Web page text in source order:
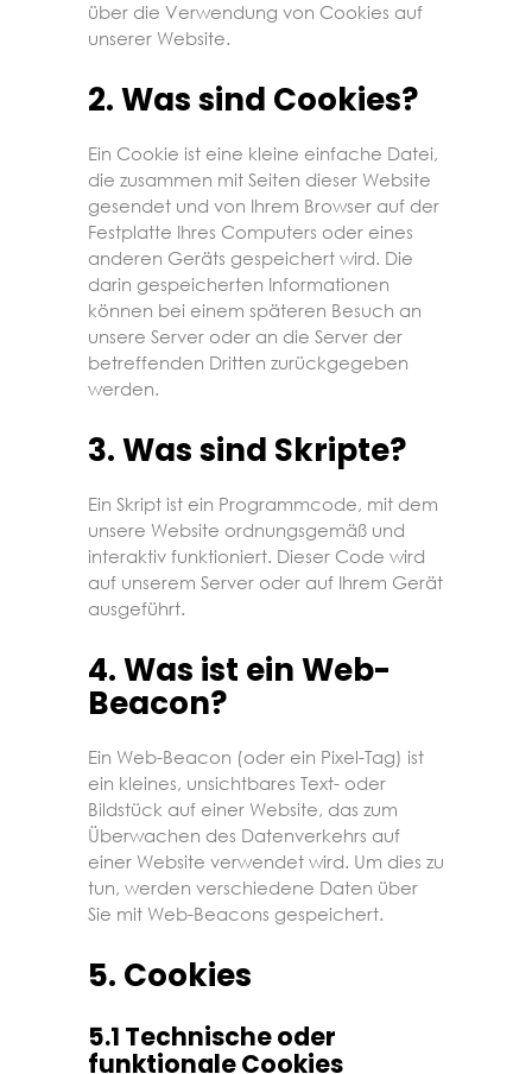
über die Verwendung von Cookies auf
unserer Website.
2. Was sind Cookies?
Ein Cookie ist eine kleine einfache Datei,
die zusammen mit Seiten dieser Website
gesendet und von Ihrem Browser auf der
Festplatte Ihres Computers oder eines
anderen Geräts gespeichert wird. Die
darin gespeicherten Informationen
können bei einem späteren Besuch an
unsere Server oder an die Server der
betreffenden Dritten zurückgegeben
werden.
3. Was sind Skripte?
Ein Skript ist ein Programmcode, mit dem
unsere Website ordnungsgemäß und
interaktiv funktioniert. Dieser Code wird
auf unserem Server oder auf Ihrem Gerät
ausgeführt.
4. Was ist ein Web-
Beacon?
Ein Web-Beacon (oder ein Pixel-Tag) ist
ein kleines, unsichtbares Text- oder
Bildstück auf einer Website, das zum
Überwachen des Datenverkehrs auf
einer Website verwendet wird. Um dies zu
tun, werden verschiedene Daten über
Sie mit Web-Beacons gespeichert.
5. Cookies
5.1 Technische oder
funktionale Cookies